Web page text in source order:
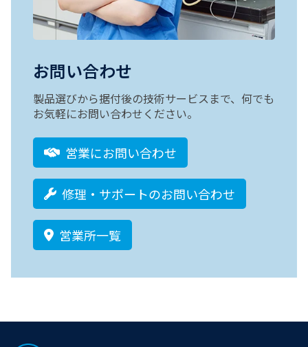
お問い合わせ
製品選びから据付後の技術サービスまで、何でも
お気軽にお問い合わせください。
営業にお問い合わせ
修理・サポートのお問い合わせ
営業所一覧
Footer